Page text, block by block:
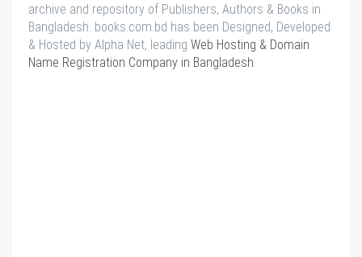
archive and repository of Publishers, Authors & Books in
Bangladesh. books.com.bd has been Designed, Developed
& Hosted by Alpha Net, leading Web Hosting & Domain
Name Registration Company in Bangladesh